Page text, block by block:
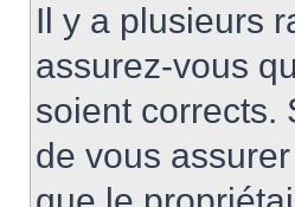
Il y a plusieurs
assurez-vous
soient corrects.
de vous